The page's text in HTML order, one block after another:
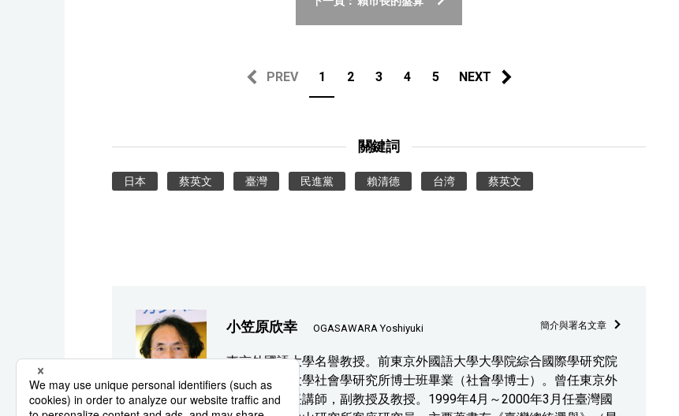
PREV 1 2 3 4 5 NEXT
關鍵詞
日本 蔡英文 臺灣 民進黨 賴清德 台湾 蔡英文
小笠原欣幸 OGASAWARA Yoshiyuki 簡介與署名文章
東京外國語大學名譽教授。前東京外國語大學大學院綜合國際學研究院
教授。一橋大學社會學研究所博士班畢業（社會學博士）。曾任東京外
國語大學專任講師，副教授及教授。1999年4月～2000年3月任臺灣國